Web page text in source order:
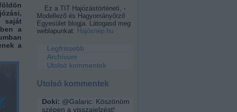
Ez a TIT Hajózástörténeti, -
Modellező és Hagyományőrző
Egyesület blogja. Látogasd meg
weblapunkat: Hajósnép.hu
Legfrissebb
Archívum
Utolsó kommentek
Utolsó kommentek
Doki: @Galaric: Köszönöm
szépen a visszajelzést!
saját
a
a